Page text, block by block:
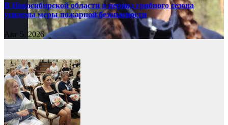
В Новосибирской области в период грибного сезона
усилены меры пожарной безопасности
Авг 5, 2026